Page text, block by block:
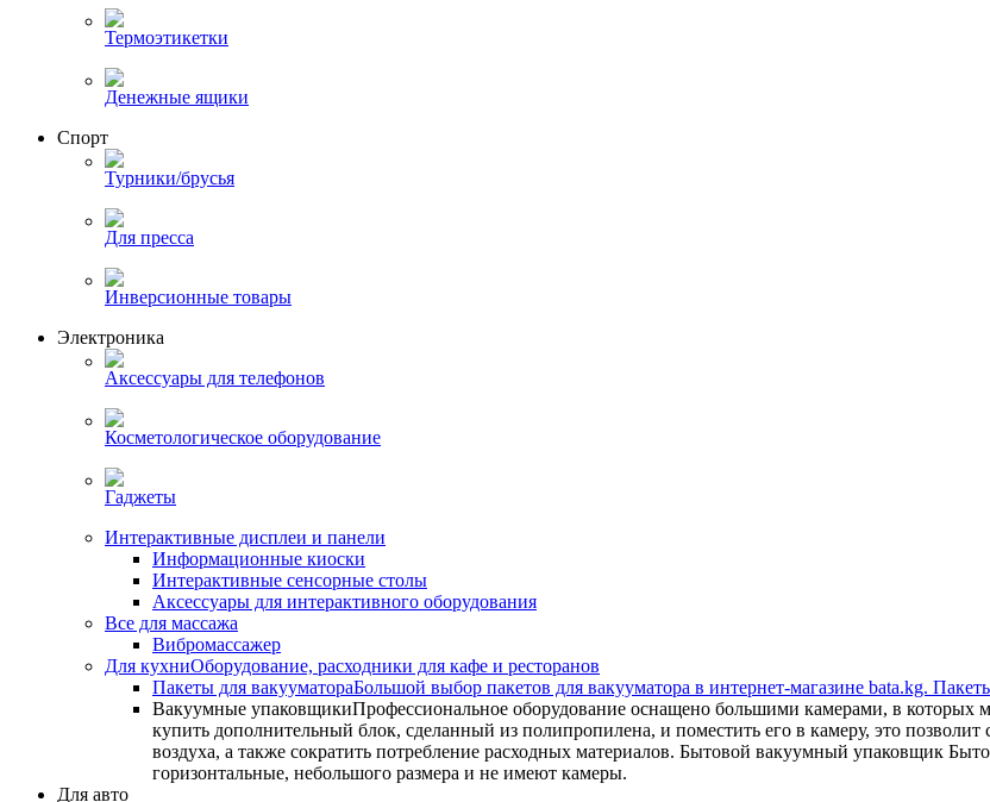
Термоэтикетки
Денежные ящики
Спорт
Турники/брусья
Для пресса
Инверсионные товары
Электроника
Аксессуары для телефонов
Косметологическое оборудование
Гаджеты
Интерактивные дисплеи и панели
Информационные киоски
Интерактивные сенсорные столы
Аксессуары для интерактивного оборудования
Все для массажа
Вибромассажер
Для кухниОборудование, расходники для кафе и ресторанов
Пакеты для вакууматораБольшой выбор пакетов для вакууматора в интернет-магазине bata.kg.
Вакуумные упаковщикиПрофессиональное оборудование оснащено большими камерами, в которых
купить дополнительный блок, сделанный из полипропилена, и поместить его в камеру, это позволит
воздуха, а также сократить потребление расходных материалов. Бытовой вакуумный упаковщик
горизонтальные, небольшого размера и не имеют камеры.
Для авто